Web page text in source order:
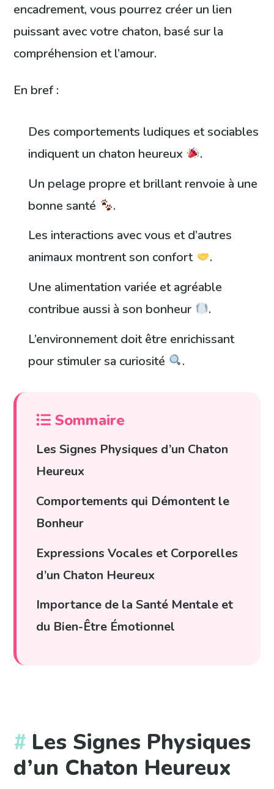
encadrement, vous pourrez créer un lien
puissant avec votre chaton, basé sur la
compréhension et l’amour.
En bref :
Des comportements ludiques et sociables
indiquent un chaton heureux
.
Un pelage propre et brillant renvoie à une
bonne santé
.
Les interactions avec vous et d’autres
animaux montrent son confort
.
Une alimentation variée et agréable
contribue aussi à son bonheur
.
L’environnement doit être enrichissant
pour stimuler sa curiosité
.
Sommaire
Les Signes Physiques d’un Chaton
Heureux
Comportements qui Démontent le
Bonheur
Expressions Vocales et Corporelles
d’un Chaton Heureux
Importance de la Santé Mentale et
du Bien-Être Émotionnel
Les Signes Physiques
d’un Chaton Heureux